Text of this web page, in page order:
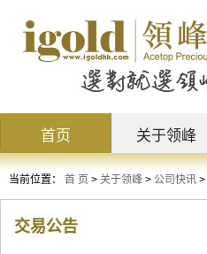
首页 关于领峰
当前位置： 首 页 > 关于领峰 > 公司快讯 >
交易公告